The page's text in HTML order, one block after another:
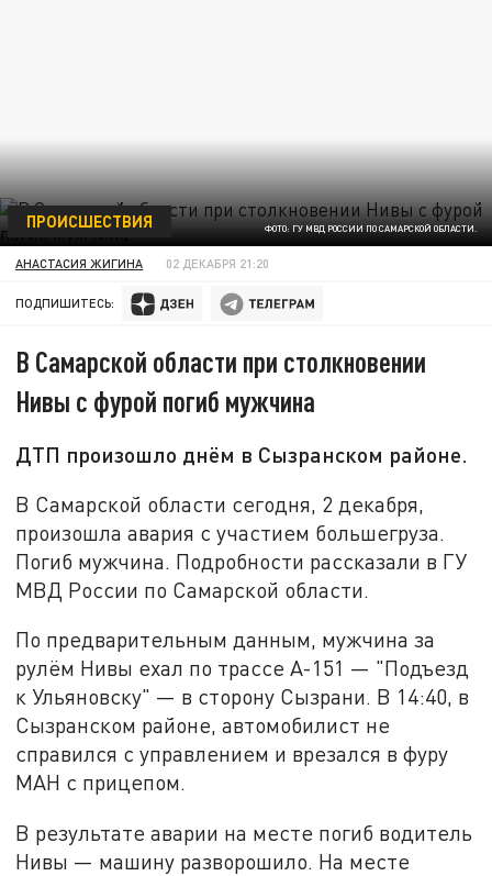
ФОТО: ГУ МВД РОССИИ ПО САМАРСКОЙ ОБЛАСТИ.
ПРОИСШЕСТВИЯ
АНАСТАСИЯ ЖИГИНА 02 ДЕКАБРЯ 21:20
ПОДПИШИТЕСЬ:
В Самарской области при столкновении
Нивы с фурой погиб мужчина
ДТП произошло днём в Сызранском районе.
В Самарской области сегодня, 2 декабря,
произошла авария с участием большегруза.
Погиб мужчина. Подробности рассказали в ГУ
МВД России по Самарской области.
По предварительным данным, мужчина за
рулём Нивы ехал по трассе А-151 — "Подъезд
к Ульяновску" — в сторону Сызрани. В 14:40, в
Сызранском районе, автомобилист не
справился с управлением и врезался в фуру
МАН с прицепом.
В результате аварии на месте погиб водитель
Нивы — машину разворошило. На месте